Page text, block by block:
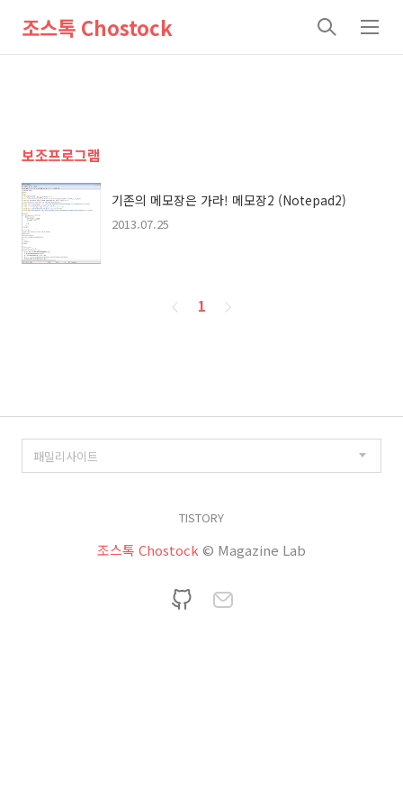
조스톡 Chostock
검
메
보조프로그램
기존의 메모장은 가라! 메모장2 (Notepad2)
2013.07.25
페
1
TISTORY
조스톡 Chostock © Magazine Lab